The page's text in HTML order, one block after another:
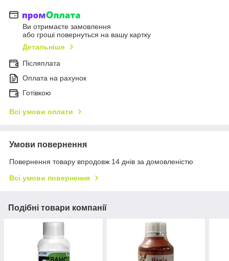
Ви отримаєте замовлення
або гроші повернуться на вашу картку
Детальніше
Післяплата
Оплата на рахунок
Готівкою
Всі умови оплати
Умови повернення
Повернення товару впродовж 14 днів за домовленістю
Всі умови повернення
Подібні товари компанії